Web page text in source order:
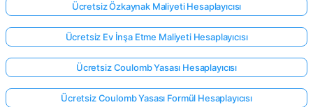
Ücretsiz Özkaynak Maliyeti Hesaplayıcısı
Ücretsiz Ev İnşa Etme Maliyeti Hesaplayıcısı
Ücretsiz Coulomb Yasası Hesaplayıcısı
Ücretsiz Coulomb Yasası Formül Hesaplayıcısı